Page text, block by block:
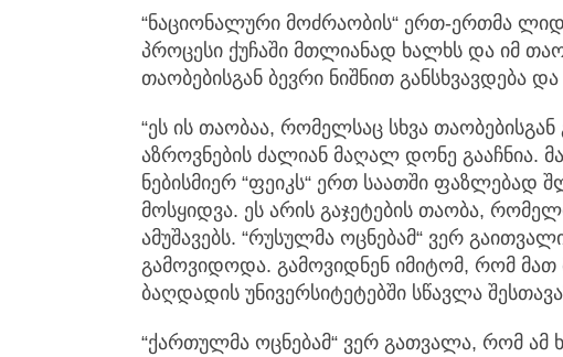
“ნაციონალური მოძრაობის“ ერთ-ერთმა
პროცესი ქუჩაში მთლიანად ხალხს და იმ
თაობებისგან ბევრი ნიშნით განსხვავდება
“ეს ის თაობაა, რომელსაც სხვა
აზროვნების ძალიან მაღალ დონე გააჩნია.
ნებისმიერ “ფეიკს“ ერთ საათში ფაზლებად
მოსყიდვა. ეს არის გაჯეტების თაობა,
ამუშავებს. “რუსულმა ოცნებამ“ ვერ
გამოვიდოდა. გამოვიდნენ იმიტომ, რომ
ბაღდადის უნივერსიტეტებში სწავლა
“ქართულმა ოცნებამ“ ვერ გათვალა, რომ ამ